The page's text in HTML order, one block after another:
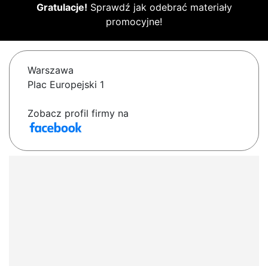
Gratulacje! Sprawdź jak odebrać materiały
promocyjne!
Warszawa
Plac Europejski 1
Zobacz profil firmy na